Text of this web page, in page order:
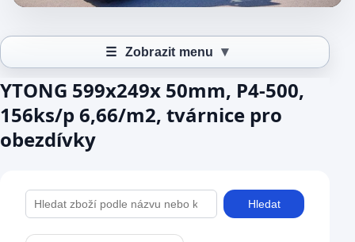
☰ Zobrazit menu ▾
YTONG 599x249x 50mm, P4-500,
156ks/p 6,66/m2, tvárnice pro
obezdívky
Hledat